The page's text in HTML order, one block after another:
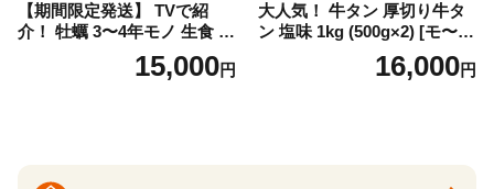
【期間限定発送】 TVで紹
介！ 牡蠣 3〜4年モノ 生食 殻
付き牡蠣 約3kg(約16-18個入)
[住喜水産 宮城県 気仙沼市 20
15,000円
大人気！ 牛タン 厚切り牛タ
ン 塩味 1kg (500g×2) [モ〜ラ
ンド 宮城県 気仙沼市 205646
60] 肉 牛肉 精肉 牛たん 牛タ
16,000円